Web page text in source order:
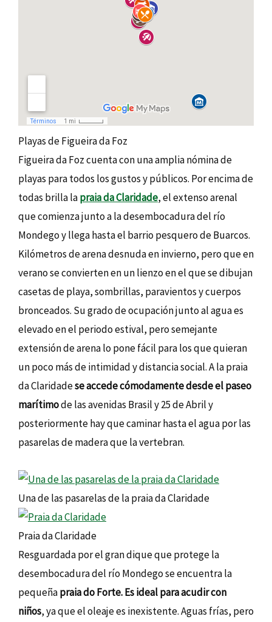
Playas de Figueira da Foz
Figueira da Foz cuenta con una amplia nómina de
playas para todos los gustos y públicos. Por encima de
todas brilla lapraia da Claridade, el extenso arenal
que comienza junto a la desembocadura del río
Mondego y llega hasta el barrio pesquero de Buarcos.
Kilómetros de arena desnuda en invierno, pero que en
verano se convierten en un lienzo en el que se dibujan
casetas de playa, sombrillas, paravientos y cuerpos
bronceados. Su grado de ocupación junto al agua es
elevado en el periodo estival, pero semejante
extensión de arena lo pone fácil para los que quieran
un poco más de intimidad y distancia social. A la praia
da Claridadese accede cómodamente desde el paseo
marítimode las avenidas Brasil y 25 de Abril y
posteriormente hay que caminar hasta el agua por las
pasarelas de madera que la vertebran.
Una de las pasarelas de la praia da Claridade
Praia da Claridade
Resguardada por el gran dique que protege la
desembocadura del río Mondego se encuentra la
pequeñapraia do Forte. Es ideal para acudir con
niños, ya que el oleaje es inexistente. Aguas frías, pero